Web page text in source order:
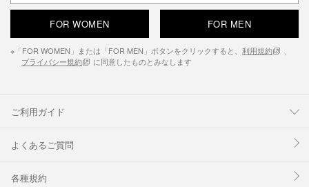
FOR WOMEN FOR MEN
※「FOR WOMEN」または「FOR MEN」ボタンをクリックすると、 利用規約
、
プライバシー規約
に同意したものとみなします
ご利用ガイド
よくあるご質問
各種規約